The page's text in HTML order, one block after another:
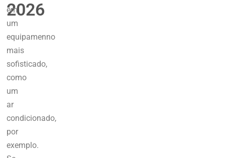
2026
em
um
equipamenno
mais
sofisticado,
como
um
ar
condicionado,
por
exemplo.